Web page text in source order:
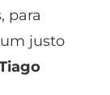
para
justo